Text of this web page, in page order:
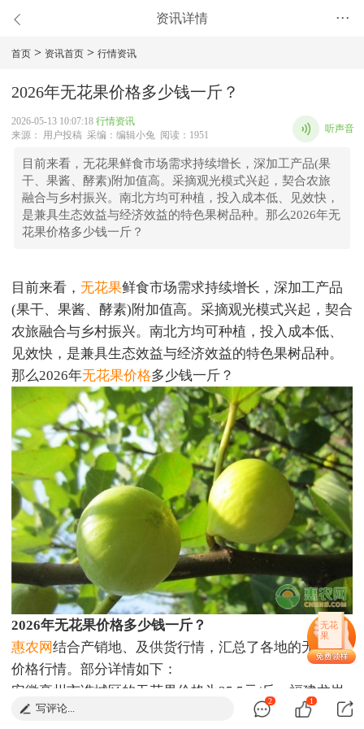
资讯详情 •••
无花
果
首页 > 资讯首页 > 行情资讯
2026年无花果价格多少钱一斤？
2026-05-13 10:07:18 行情资讯
来源： 用户投稿 采编：编辑小兔 阅读：1951
听声音
目前来看，无花果鲜食市场需求持续增长，深加工产品(果
干、果酱、酵素)附加值高。采摘观光模式兴起，契合农旅
融合与乡村振兴。南北方均可种植，投入成本低、见效快，
是兼具生态效益与经济效益的特色果树品种。那么2026年无
花果价格多少钱一斤？
目前来看， 无花果鲜食市场需求持续增长，深加工产品
(果干、果酱、酵素)附加值高。采摘观光模式兴起，契合
农旅融合与乡村振兴。南北方均可种植，投入成本低、
见效快，是兼具生态效益与经济效益的特色果树品种。
那么2026年无花果价格多少钱一斤？
2026年无花果价格多少钱一斤？
惠农网结合产销地、及供货行情，汇总了各地的无花果
价格行情。部分详情如下：
安徽亳州市谯城区的无花果价格为25.5元/斤；福建龙岩
市武平县的无花果价格为12.75元/斤；山东威海市乳山市
写评论...
2 1